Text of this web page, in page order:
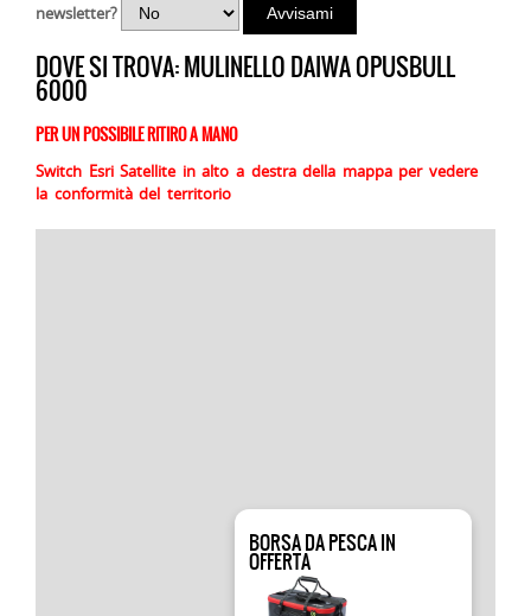
newsletter?
DOVE SI TROVA: MULINELLO DAIWA OPUSBULL
6000
PER UN POSSIBILE RITIRO A MANO
Switch Esri Satellite in alto a destra della mappa per vedere
la conformità del territorio
BORSA DA PESCA IN
OFFERTA